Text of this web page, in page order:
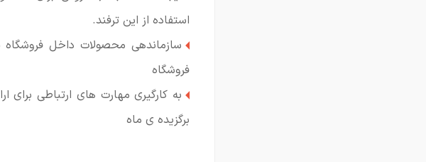
استفاده از این ترفند.
سازماندهی محصولات داخل
فروشگاه
به کارگیری مهارت های ارتباطی برای
برگزیده ی ماه